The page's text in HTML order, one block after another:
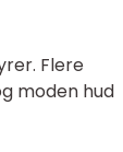
Flere
moden hud